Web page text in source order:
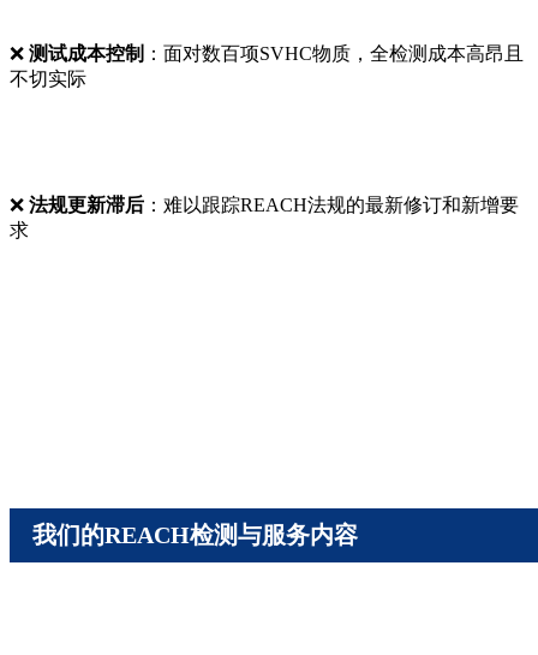
❌ 测试成本控制 ：面对数百项SVHC物质，全检测成本高昂且
不切实际
❌ 法规更新滞后 ：难以跟踪REACH法规的最新修订和新增要
求
我们的REACH检测与服务内容